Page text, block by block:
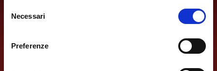
delNecessari
Preferenze